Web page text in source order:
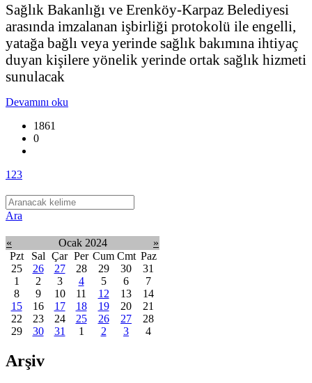
Sağlık Bakanlığı ve Erenköy-Karpaz Belediyesi
arasında imzalanan işbirliği protokolü ile engelli,
yatağa bağlı veya yerinde sağlık bakımına ihtiyaç
duyan kişilere yönelik yerinde ortak sağlık hizmeti
sunulacak
Devamını oku
1861
0
1 23
Ara
« Ocak 2024
»
Pzt
Sal Çar Per Cum Cmt Paz
25
26 27 28 29 30
31
1
2 3 4 5 6
7
8
9 10 11 12 13
14
15
16 17 18 19 20
21
22
23 24 25 26 27
28
29
30 31 1 2 3 4
Arşiv